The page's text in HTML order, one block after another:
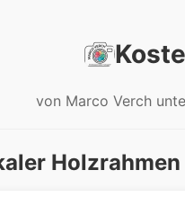
von Marco Verch